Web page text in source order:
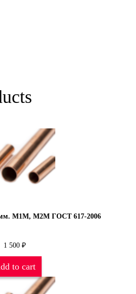
мм. М1М, М2М ГОСТ 617-2006
1 500 ₽
to cart